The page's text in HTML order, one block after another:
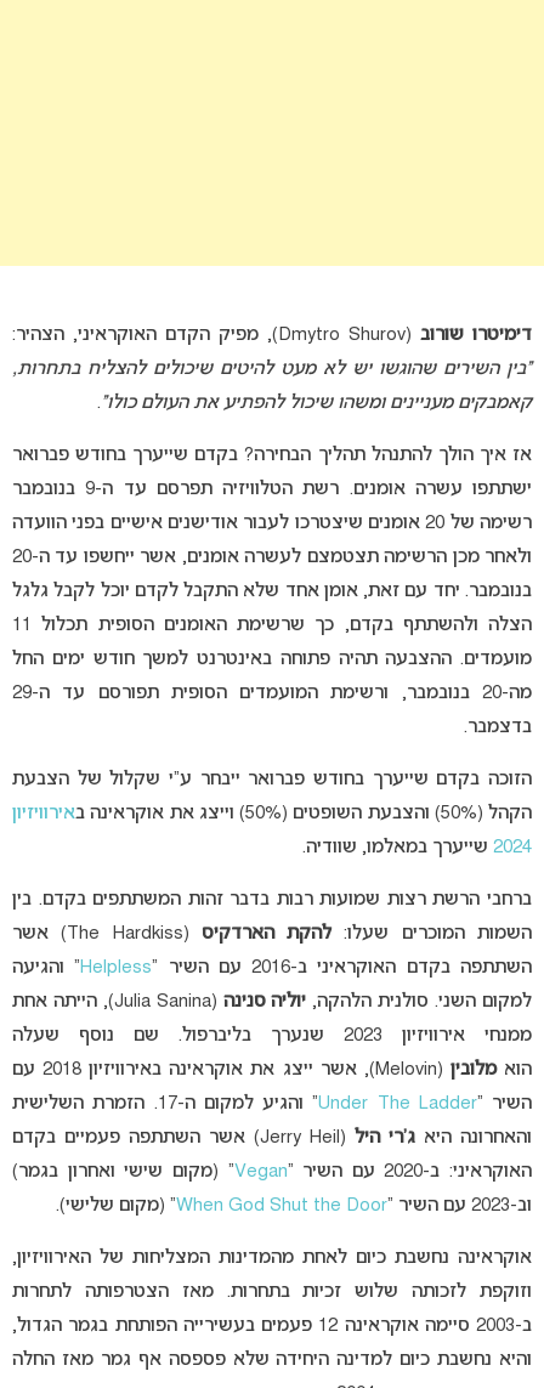
דימיטרו שורוב (Dmytro Shurov), מפיק הקדם האוקראיני, הצהיר:
“בין השירים שהוגשו יש לא מעט להיטים שיכולים להצליח בתחרות,
קאמבקים מעניינים ומשהו שיכול להפתיע את העולם כולו”.
אז איך הולך להתנהל תהליך הבחירה? בקדם שייערך בחודש פברואר
ישתתפו עשרה אומנים. רשת הטלוויזיה תפרסם עד ה-9 בנובמבר
רשימה של 20 אומנים שיצטרכו לעבור אודישנים אישיים בפני הוועדה
ולאחר מכן הרשימה תצטמצם לעשרה אומנים, אשר ייחשפו עד ה-20
בנובמבר. יחד עם זאת, אומן אחד שלא התקבל לקדם יוכל לקבל גלגל
הצלה ולהשתתף בקדם, כך שרשימת האומנים הסופית תכלול 11
מועמדים. ההצבעה תהיה פתוחה באינטרנט למשך חודש ימים החל
מה-20 בנובמבר, ורשימת המועמדים הסופית תפורסם עד ה-29
בדצמבר.
הזוכה בקדם שייערך בחודש פברואר ייבחר ע”י שקלול של הצבעת
הקהל (50%) והצבעת השופטים (50%) וייצג את אוקראינה ב
אירוויזיון
2024 שייערך במאלמו, שוודיה.
ברחבי הרשת רצות שמועות רבות בדבר זהות המשתתפים בקדם. בין
השמות המוכרים שעלו:להקת הארדקיס
(The Hardkiss) אשר
השתתפה בקדם האוקראיני ב-2016 עם השיר “
Helpless” והגיעה
למקום השני. סולנית הלהקה, יוליה סנינה
(Julia Sanina), הייתה אחת
ממנחי אירוויזיון 2023 שנערך בליברפול. שם נוסף שעלה
הואמלובין
(Melovin), אשר ייצג את אוקראינה באירוויזיון 2018 עם
השיר “Under The Ladder
” והגיע למקום ה-17. הזמרת השלישית
והאחרונה היא ג’רי היל
(Jerry Heil) אשר השתתפה פעמיים בקדם
האוקראיני: ב-2020 עם השיר “
Vegan” (מקום שישי ואחרון בגמר)
וב-2023 עם השיר “
When God Shut the Door” (מקום שלישי).
אוקראינה נחשבת כיום לאחת מהמדינות המצליחות של האירוויזיון,
וזוקפת לזכותה שלוש זכיות בתחרות. מאז הצטרפותה לתחרות
ב-2003 סיימה אוקראינה 12 פעמים בעשירייה הפותחת בגמר הגדול,
והיא נחשבת כיום למדינה היחידה שלא פספסה אף גמר מאז החלה